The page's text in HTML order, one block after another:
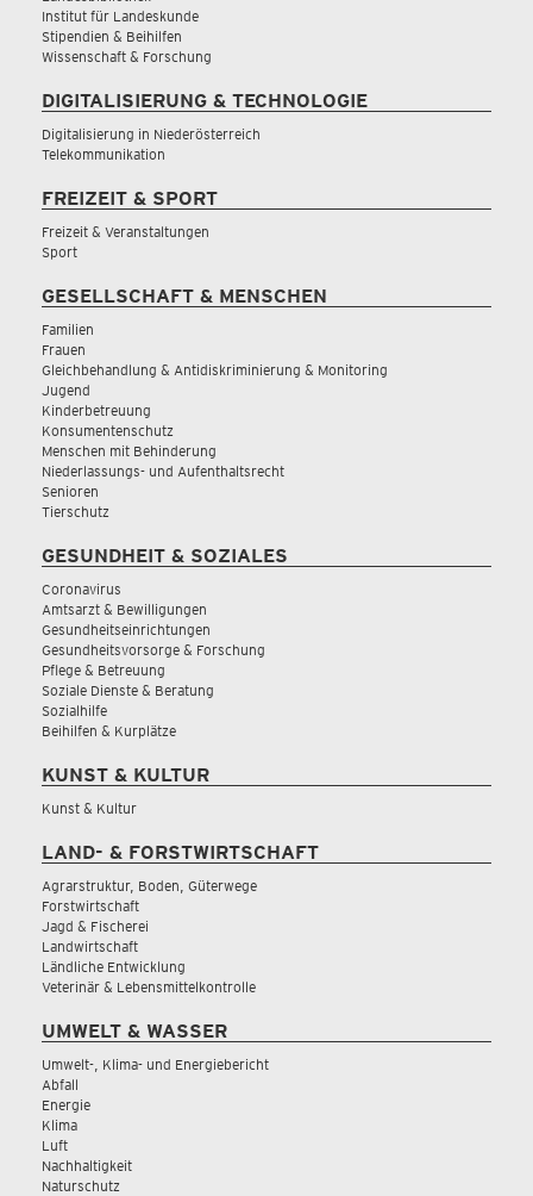
Institut für Landeskunde
Stipendien & Beihilfen
Wissenschaft & Forschung
DIGITALISIERUNG & TECHNOLOGIE
Digitalisierung in Niederösterreich
Telekommunikation
FREIZEIT & SPORT
Freizeit & Veranstaltungen
Sport
GESELLSCHAFT & MENSCHEN
Familien
Frauen
Gleichbehandlung & Antidiskriminierung & Monitoring
Jugend
Kinderbetreuung
Konsumentenschutz
Menschen mit Behinderung
Niederlassungs- und Aufenthaltsrecht
Senioren
Tierschutz
GESUNDHEIT & SOZIALES
Coronavirus
Amtsarzt & Bewilligungen
Gesundheitseinrichtungen
Gesundheitsvorsorge & Forschung
Pflege & Betreuung
Soziale Dienste & Beratung
Sozialhilfe
Beihilfen & Kurplätze
KUNST & KULTUR
Kunst & Kultur
LAND- & FORSTWIRTSCHAFT
Agrarstruktur, Boden, Güterwege
Forstwirtschaft
Jagd & Fischerei
Landwirtschaft
Ländliche Entwicklung
Veterinär & Lebensmittelkontrolle
UMWELT & WASSER
Umwelt-, Klima- und Energiebericht
Abfall
Energie
Klima
Luft
Nachhaltigkeit
Naturschutz